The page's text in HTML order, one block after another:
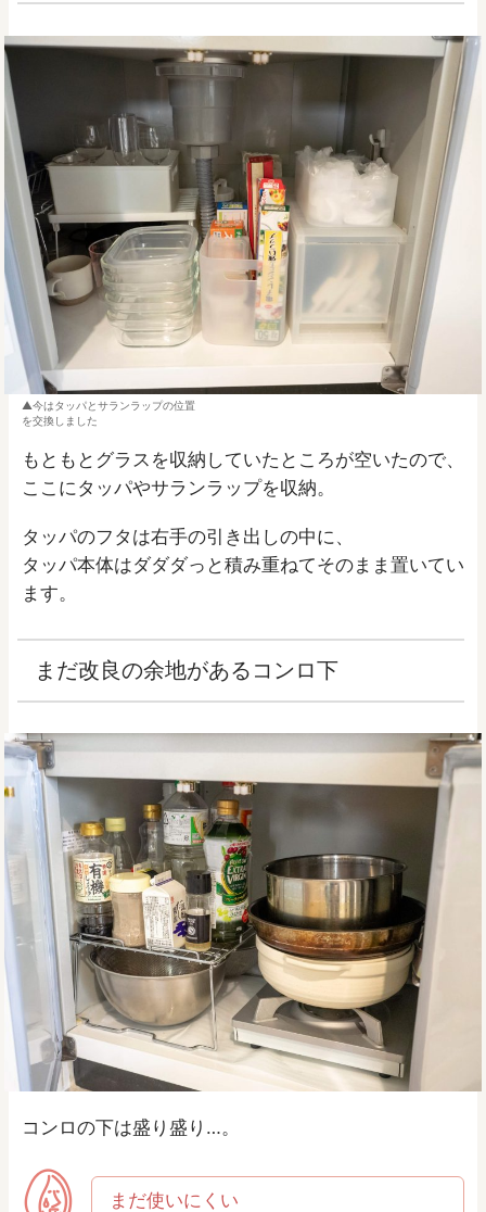
今はタッパとサランラップの位置
を交換しました
もともとグラスを収納していたところが空いたので、
ここにタッパやサランラップを収納。
タッパのフタは右手の引き出しの中に、
タッパ本体はダダダっと積み重ねてそのまま置いてい
ます。
まだ改良の余地があるコンロ下
コンロの下は盛り盛り…。
まだ使いにくい